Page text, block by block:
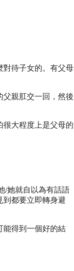
對待子女的。有父母
父親肛交一回，然後
很大程度上是父母的
/她就自以為有話語
到都要立即轉身避
能得到一個好的結